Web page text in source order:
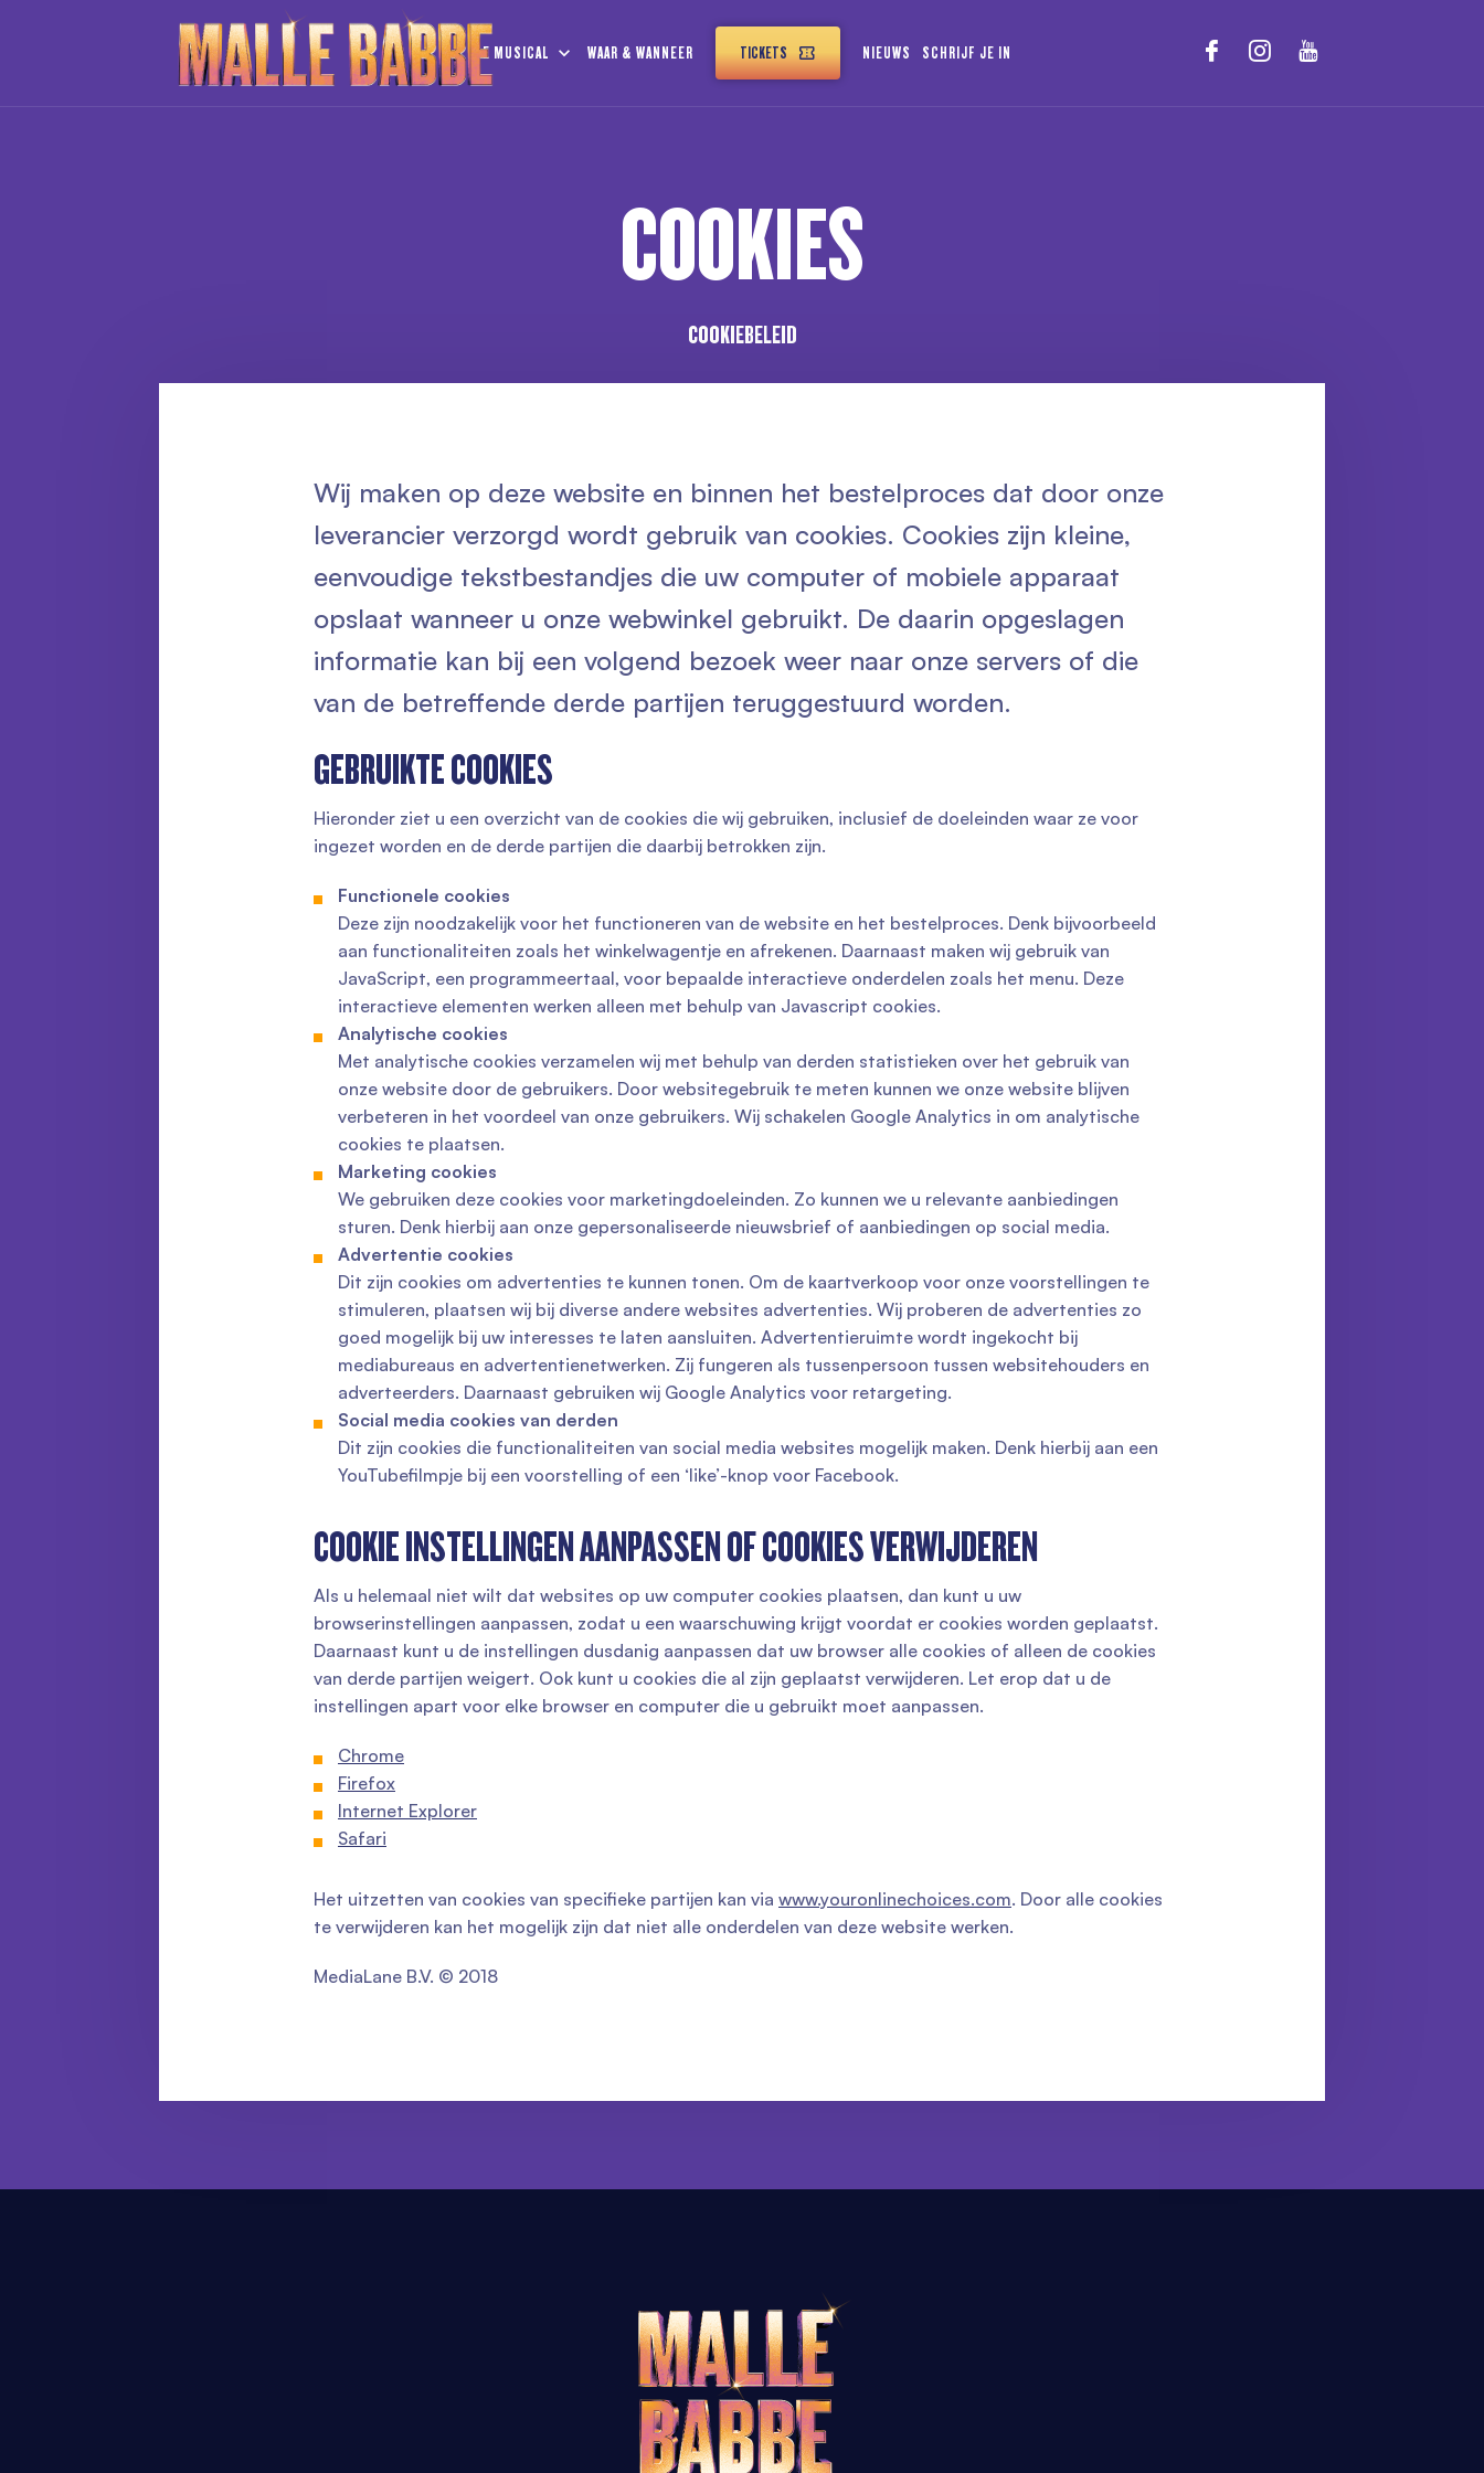
DE MUSICAL WAAR & WANNEER TICKETS NIEUWS SCHRIJF JE IN
COOKIES
COOKIEBELEID
Wij maken op deze website en binnen het bestelproces dat door onze
leverancier verzorgd wordt gebruik van cookies. Cookies zijn kleine,
eenvoudige tekstbestandjes die uw computer of mobiele apparaat
opslaat wanneer u onze webwinkel gebruikt. De daarin opgeslagen
informatie kan bij een volgend bezoek weer naar onze servers of die
van de betreffende derde partijen teruggestuurd worden.
GEBRUIKTE COOKIES
Hieronder ziet u een overzicht van de cookies die wij gebruiken, inclusief de doeleinden waar ze voor
ingezet worden en de derde partijen die daarbij betrokken zijn.
Functionele cookies
Deze zijn noodzakelijk voor het functioneren van de website en het bestelproces. Denk bijvoorbeeld
aan functionaliteiten zoals het winkelwagentje en afrekenen. Daarnaast maken wij gebruik van
JavaScript, een programmeertaal, voor bepaalde interactieve onderdelen zoals het menu. Deze
interactieve elementen werken alleen met behulp van Javascript cookies.
Analytische cookies
Met analytische cookies verzamelen wij met behulp van derden statistieken over het gebruik van
onze website door de gebruikers. Door websitegebruik te meten kunnen we onze website blijven
verbeteren in het voordeel van onze gebruikers. Wij schakelen Google Analytics in om analytische
cookies te plaatsen.
Marketing cookies
We gebruiken deze cookies voor marketingdoeleinden. Zo kunnen we u relevante aanbiedingen
sturen. Denk hierbij aan onze gepersonaliseerde nieuwsbrief of aanbiedingen op social media.
Advertentie cookies
Dit zijn cookies om advertenties te kunnen tonen. Om de kaartverkoop voor onze voorstellingen te
stimuleren, plaatsen wij bij diverse andere websites advertenties. Wij proberen de advertenties zo
goed mogelijk bij uw interesses te laten aansluiten. Advertentieruimte wordt ingekocht bij
mediabureaus en advertentienetwerken. Zij fungeren als tussenpersoon tussen websitehouders en
adverteerders. Daarnaast gebruiken wij Google Analytics voor retargeting.
Social media cookies van derden
Dit zijn cookies die functionaliteiten van social media websites mogelijk maken. Denk hierbij aan een
YouTubefilmpje bij een voorstelling of een ‘like’-knop voor Facebook.
COOKIE INSTELLINGEN AANPASSEN OF COOKIES VERWIJDEREN
Als u helemaal niet wilt dat websites op uw computer cookies plaatsen, dan kunt u uw
browserinstellingen aanpassen, zodat u een waarschuwing krijgt voordat er cookies worden geplaatst.
Daarnaast kunt u de instellingen dusdanig aanpassen dat uw browser alle cookies of alleen de cookies
van derde partijen weigert. Ook kunt u cookies die al zijn geplaatst verwijderen. Let erop dat u de
instellingen apart voor elke browser en computer die u gebruikt moet aanpassen.
Chrome
Firefox
Internet Explorer
Safari
Het uitzetten van cookies van specifieke partijen kan via www.youronlinechoices.com. Door alle cookies
te verwijderen kan het mogelijk zijn dat niet alle onderdelen van deze website werken.
MediaLane B.V. © 2018